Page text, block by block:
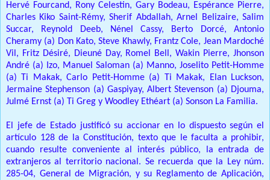
Hervé Fourcand, Rony Celestin, Gary Bodeau, Espérance Pierre,
Charles Kiko Saint-Rémy, Sherif Abdallah, Arnel Belizaire, Salim
Succar, Reynold Deeb, Nénel Cassy, Berto Dorcé, Antonio
Cheramy (a) Don Kato, Steve Khawly, Frantz Cole, Jean Mardoché
Vil, Fritz Désiré, Dieuné Day, Romel Bell, Wakin Pierre, Jhonson
André (a) Izo, Manuel Saloman (a) Manno, Joselito Petit-Homme
(a) Ti Makak, Carlo Petit-Homme (a) Ti Makak, Elan Luckson,
Jermaine Stephenson (a) Gaspiyay, Albert Stevenson (a) Djouma,
Julmé Ernst (a) Ti Greg y Woodley Ethéart (a) Sonson La Familia.
El jefe de Estado justificó su accionar en lo dispuesto según el
artículo 128 de la Constitución, texto que le faculta a prohibir,
cuando resulte conveniente al interés público, la entrada de
extranjeros al territorio nacional. Se recuerda que la Ley núm.
285-04, General de Migración, y su Reglamento de Aplicación,